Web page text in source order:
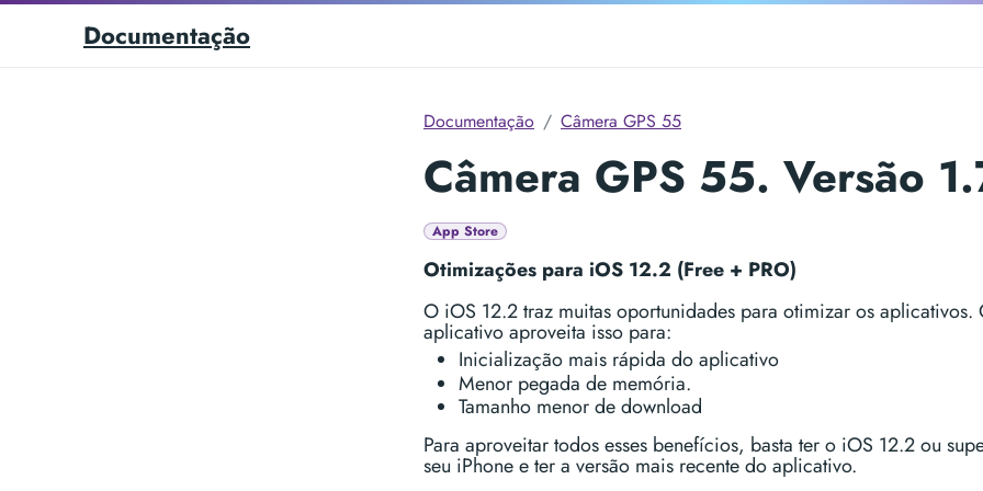
Documentação
Documentação Câmera GPS 55
Câmera GPS 55. Versão
App Store
Otimizações para iOS 12.2 (Free + PRO)
O iOS 12.2 traz muitas oportunidades para otimizar os aplicativos.
aplicativo aproveita isso para:
Inicialização mais rápida do aplicativo
Menor pegada de memória.
Tamanho menor de download
Para aproveitar todos esses benefícios, basta ter o iOS 12.2 ou
seu iPhone e ter a versão mais recente do aplicativo.